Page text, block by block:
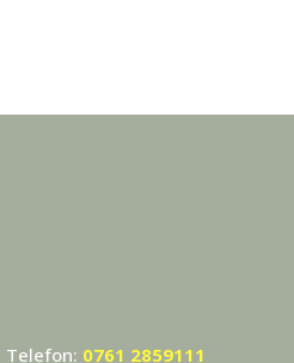
Telefon: 0761 2859111